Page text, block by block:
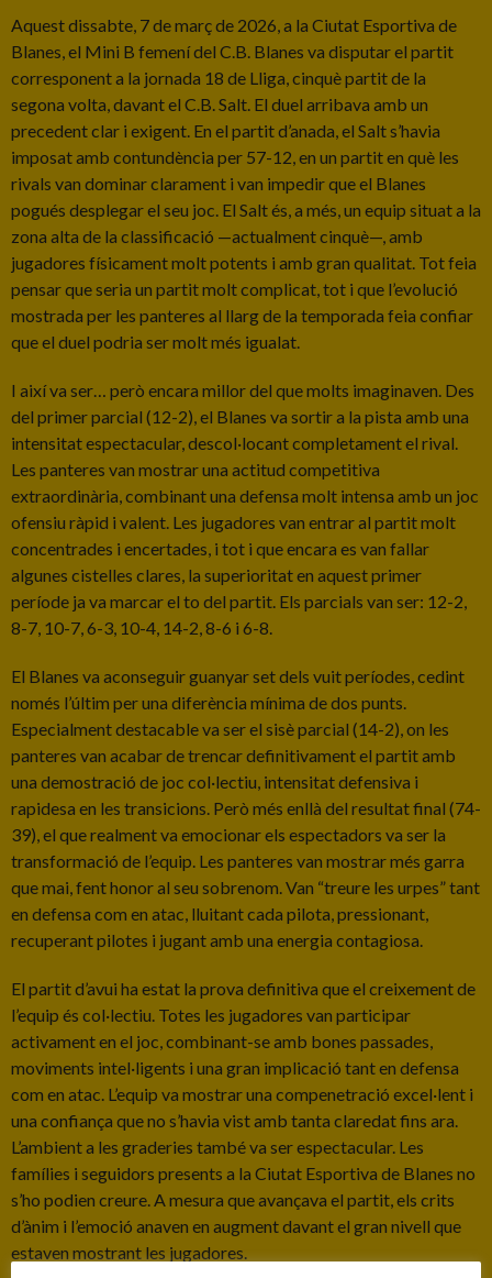
Aquest dissabte, 7 de març de 2026, a la Ciutat Esportiva de
Blanes, el Mini B femení del C.B. Blanes va disputar el partit
corresponent a la jornada 18 de Lliga, cinquè partit de la
segona volta, davant el C.B. Salt. El duel arribava amb un
precedent clar i exigent. En el partit d’anada, el Salt s’havia
imposat amb contundència per 57-12, en un partit en què les
rivals van dominar clarament i van impedir que el Blanes
pogués desplegar el seu joc. El Salt és, a més, un equip situat a la
zona alta de la classificació —actualment cinquè—, amb
jugadores físicament molt potents i amb gran qualitat. Tot feia
pensar que seria un partit molt complicat, tot i que l’evolució
mostrada per les panteres al llarg de la temporada feia confiar
que el duel podria ser molt més igualat.
I així va ser… però encara millor del que molts imaginaven. Des
del primer parcial (12-2), el Blanes va sortir a la pista amb una
intensitat espectacular, descol·locant completament el rival.
Les panteres van mostrar una actitud competitiva
extraordinària, combinant una defensa molt intensa amb un joc
ofensiu ràpid i valent. Les jugadores van entrar al partit molt
concentrades i encertades, i tot i que encara es van fallar
algunes cistelles clares, la superioritat en aquest primer
període ja va marcar el to del partit. Els parcials van ser: 12-2,
8-7, 10-7, 6-3, 10-4, 14-2, 8-6 i 6-8.
El Blanes va aconseguir guanyar set dels vuit períodes, cedint
només l’últim per una diferència mínima de dos punts.
Especialment destacable va ser el sisè parcial (14-2), on les
panteres van acabar de trencar definitivament el partit amb
una demostració de joc col·lectiu, intensitat defensiva i
rapidesa en les transicions. Però més enllà del resultat final (74-
39), el que realment va emocionar els espectadors va ser la
transformació de l’equip. Les panteres van mostrar més garra
que mai, fent honor al seu sobrenom. Van “treure les urpes” tant
en defensa com en atac, lluitant cada pilota, pressionant,
recuperant pilotes i jugant amb una energia contagiosa.
El partit d’avui ha estat la prova definitiva que el creixement de
l’equip és col·lectiu. Totes les jugadores van participar
activament en el joc, combinant-se amb bones passades,
moviments intel·ligents i una gran implicació tant en defensa
com en atac. L’equip va mostrar una compenetració excel·lent i
una confiança que no s’havia vist amb tanta claredat fins ara.
L’ambient a les graderies també va ser espectacular. Les
famílies i seguidors presents a la Ciutat Esportiva de Blanes no
s’ho podien creure. A mesura que avançava el partit, els crits
d’ànim i l’emoció anaven en augment davant el gran nivell que
estaven mostrant les jugadores.